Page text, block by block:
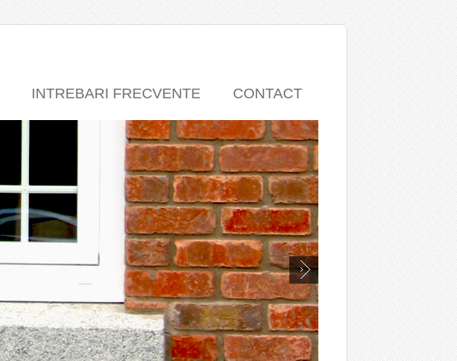
INTREBARI FRECVENTE CONTACT